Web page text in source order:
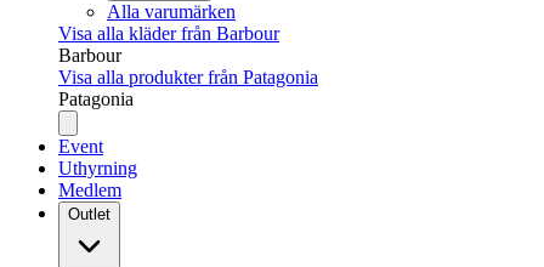
Alla varumärken
Visa alla kläder från Barbour
Barbour
Visa alla produkter från Patagonia
Patagonia
Event
Uthyrning
Medlem
Outlet